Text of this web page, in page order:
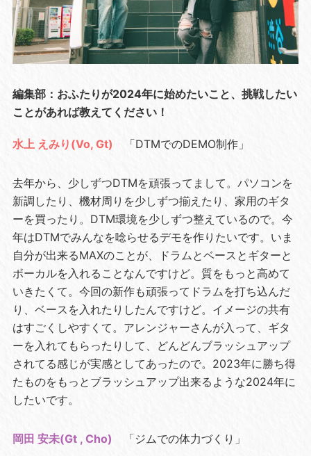
編集部：おふたりが2024年に始めたいこと、挑戦したい
ことがあれば教えてください！
水上 えみり(Vo, Gt) 「DTMでのDEMO制作」
去年から、少しずつDTMを頑張ってまして。パソコンを
新調したり、機材周りを少しずつ揃えたり、家用のギタ
ーを買ったり。DTM環境を少しずつ整えているので。今
年はDTMでみんなを唸らせるデモを作りたいです。いま
自分が出来るMAXのことが、ドラムとベースとギターと
ボーカルを入れることなんですけど。質をもっと高めて
いきたくて。今回の新作も頑張ってドラムを打ち込んだ
り、ベースを入れたりしたんですけど。イメージの共有
はすごくしやすくて。アレンジャーさんが入って、ギタ
ーを入れてもらったりして、どんどんブラッシュアップ
されてる感じが実感としてあったので。2023年に勝ち得
たものをもっとブラッシュアップ出来るような2024年に
したいです。
岡田 安未(Gt , Cho) 「ジムでの体力づくり」